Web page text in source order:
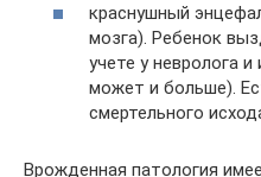
краснушный
мозга). Ребенок
учете у невролога
может и больше).
смертельного
Врожденная патология